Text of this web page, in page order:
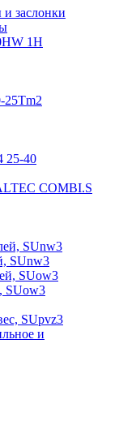
заслонки
SUnw3
SUow3
SUpvz3
и